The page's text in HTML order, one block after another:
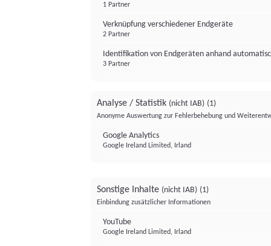
1 Partner
Verknüpfung verschiedener Endgeräte
2 Partner
Identifikation von Endgeräten anhand
3 Partner
Analyse / Statistik (nicht IAB) (1)
Anonyme Auswertung zur Fehlerbehebung und
Google Analytics
Google Ireland Limited, Irland
Sonstige Inhalte (nicht IAB) (1)
Einbindung zusätzlicher Informationen
YouTube
Google Ireland Limited, Irland